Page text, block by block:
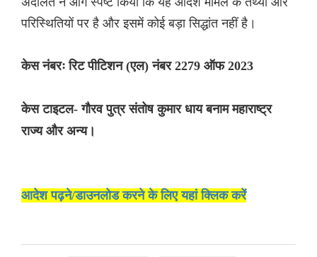
परिस्थितियों पर है और इसमें कोई बड़ा सिद्धांत नहीं है।
केस नंबरः रिट पीटिशन (एल) नंबर 2279 ऑफ 2023
केस टाइटल- गौरव पुत्र संतोष कुमार धाय बनाम महाराष्ट्र
राज्य और अन्य।
आदेश पढ़ने/डाउनलोड करने के लिए यहां क्लिक करें